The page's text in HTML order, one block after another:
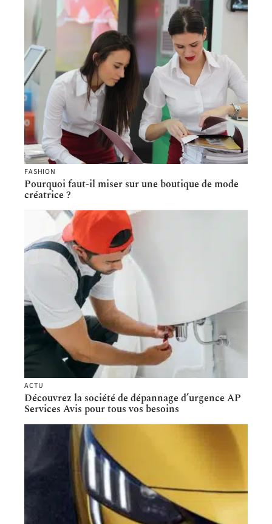
FASHION
Pourquoi faut-il miser sur une boutique de mode
créatrice ?
ACTU
Découvrez la société de dépannage d’urgence AP
Services Avis pour tous vos besoins